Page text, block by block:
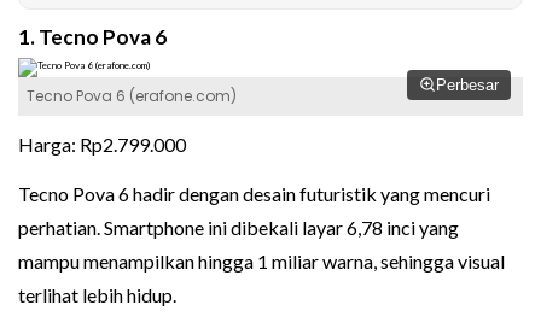
1. Tecno Pova 6
Perbesar
Tecno Pova 6 (erafone.com)
Harga: Rp2.799.000
Tecno Pova 6 hadir dengan desain futuristik yang mencuri
perhatian. Smartphone ini dibekali layar 6,78 inci yang
mampu menampilkan hingga 1 miliar warna, sehingga visual
terlihat lebih hidup.